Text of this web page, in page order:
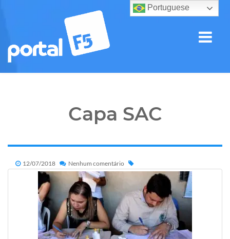
Capa SAC
12/07/2018 Nenhum comentário
Portuguese